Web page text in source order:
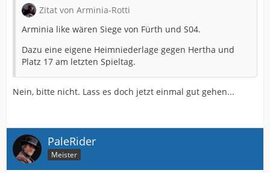
Zitat von Arminia-Rotti
Arminia like wären Siege von Fürth und S04.
Dazu eine eigene Heimniederlage gegen Hertha und
Platz 17 am letzten Spieltag.
Nein, bitte nicht. Lass es doch jetzt einmal gut gehen...
PaleRider
Meister